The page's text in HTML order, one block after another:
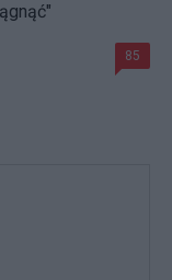
85